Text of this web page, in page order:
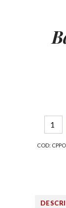
COD: